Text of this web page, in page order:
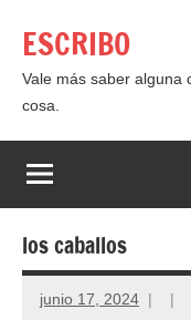
contenido
ESCRIBO
Vale más saber alguna
cosa.
los caballos
junio 17, 2024